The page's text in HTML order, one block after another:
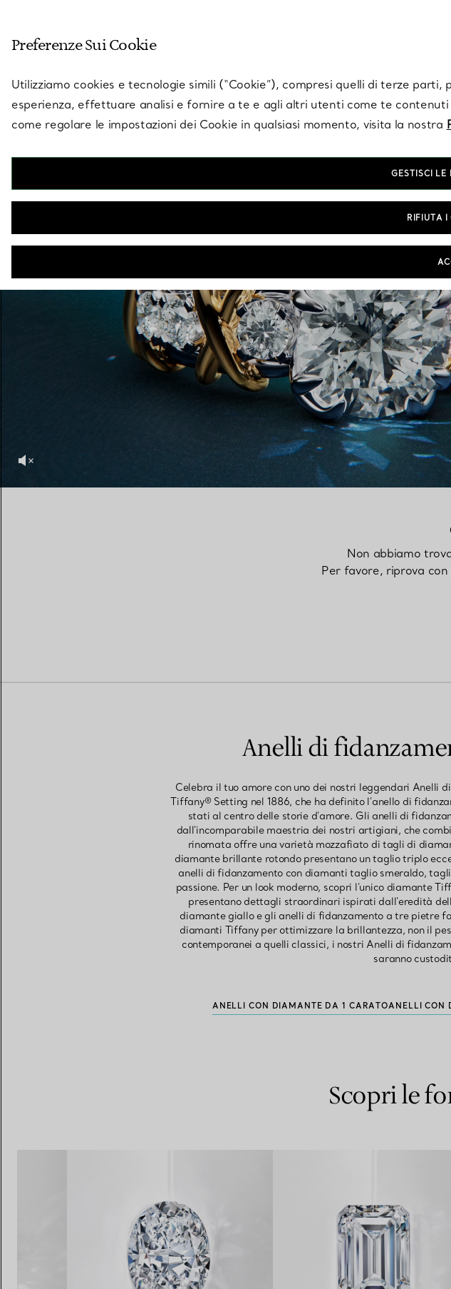
Fedi per Lei Fedi per Lui Anelli per coppie
appuntamentocon un esperto di
Non abbiamo
Per favore, riprova
Anelli di
Celebra il tuo amore con uno dei nostri leggendari Anelli
Tiffany® Setting nel 1886, che ha definito l'anello di
stati al centro delle storie d'amore. Gli anelli di
dall'incomparabile maestria dei nostri artigiani, che
rinomata offre una varietà mozzafiato di tagli di
diamante brillante rotondo presentano un taglio triplo
anelli di fidanzamento con diamanti taglio smeraldo,
passione. Per un look moderno, scopri l'unico diamante
presentano dettagli straordinari ispirati dall'eredità
diamante giallo e gli anelli di fidanzamento a tre pietre
diamanti Tiffany per ottimizzare la brillantezza, non il
contemporanei a quelli classici, i nostri Anelli di
saranno
ANELLI CON DIAMANTE DA 1 CARATOANELLI CON
Scopri le
Preferenze Sui Cookie
Utilizziamo cookies e tecnologie simili (“Cookie”), compresi quelli di terze
esperienza, effettuare analisi e fornire a te e agli altri utenti come te
come regolare le impostazioni dei Cookie in qualsiasi momento, visita la nostra
GESTISCI LE
RIFIUTA